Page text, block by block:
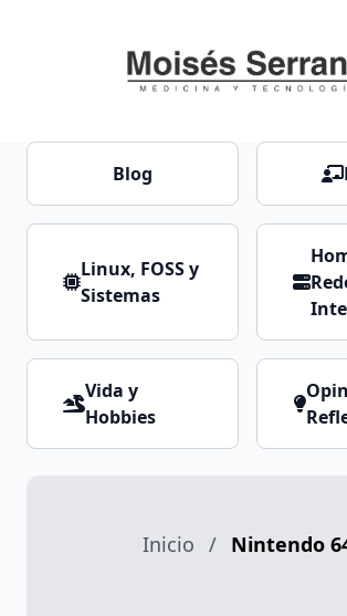
Blog
Linux, FOSS y
Sistemas
Vida y
Hobbies
Inicio / Nintendo